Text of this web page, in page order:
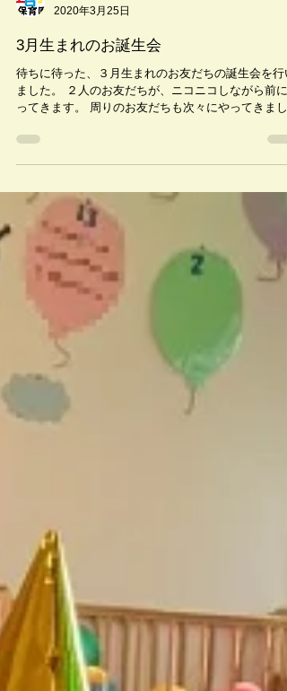
2020年3月25日
3月生まれのお誕生会
待ちに待った、３月生まれのお友だちの誕生会を行
ってきます。 周りのお友だちも次々にやってきまし
たちと一緒にのりのりで歌う子...